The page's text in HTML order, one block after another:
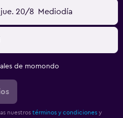
jue. 20/8 Mediodía
de momondo
nuestros términos y condiciones y